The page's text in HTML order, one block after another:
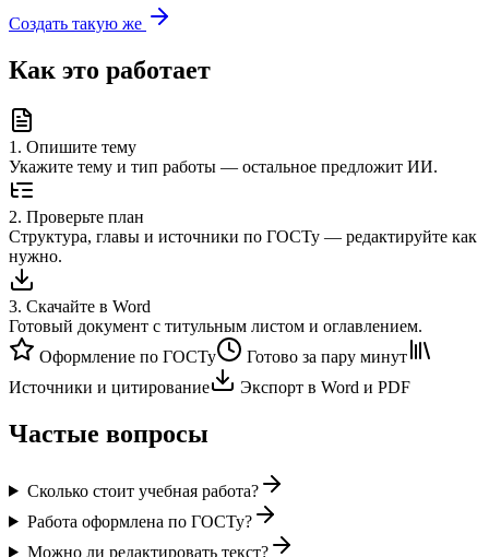
Создать такую же
Как это работает
1 . Опишите тему
Укажите тему и тип работы — остальное предложит ИИ.
2. Проверьте план
Структура, главы и источники по ГОСТу — редактируйте как
нужно.
3. Скачайте в Word
Готовый документ с титульным листом и оглавлением.
Оформление по ГОСТу
Готово за пару минут
Источники и цитирование
Экспорт в Word и PDF
Частые вопросы
Сколько стоит учебная работа?
Работа оформлена по ГОСТу?
Можно ли редактировать текст?